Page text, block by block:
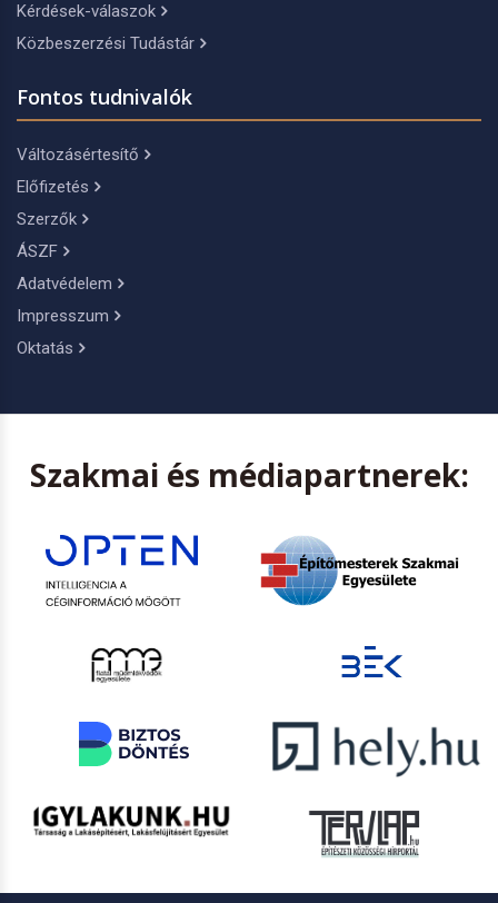
Kérdések-válaszok
Közbeszerzési Tudástár
Fontos tudnivalók
Változásértesítő
Előfizetés
Szerzők
ÁSZF
Adatvédelem
Impresszum
Oktatás
Szakmai és médiapartnerek: